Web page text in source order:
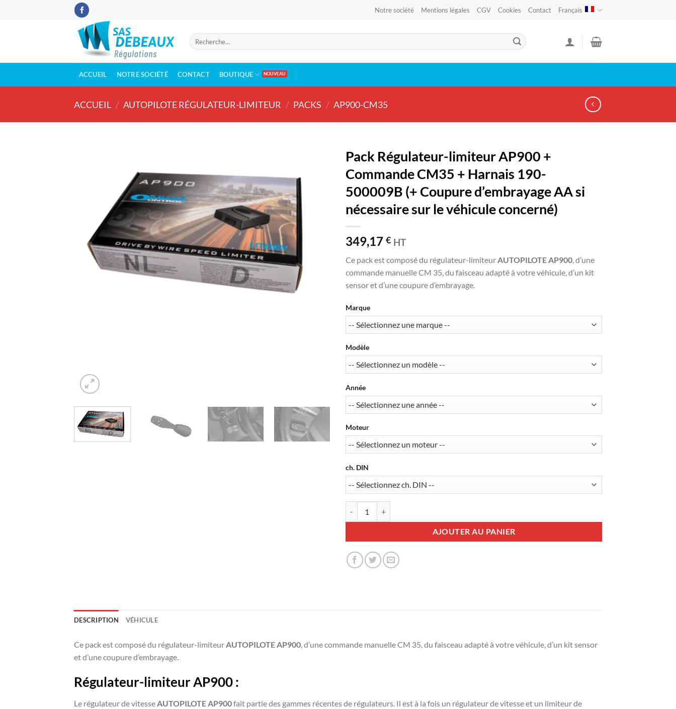
Notre société Mentions légales CGV Cookies Contact Français
Recherche
pour :
ACCUEIL NOTRE SOCIÉTÉ CONTACT BOUTIQUE
ACCUEIL / AUTOPILOTE RÉGULATEUR-LIMITEUR / PACKS / AP900-CM35
Pack Régulateur-limiteur AP900 +
Commande CM35 + Harnais 190-
500009B (+ Coupure d’embrayage AA si
nécessaire sur le véhicule concerné)
349,17 € HT
Ce pack est composé du régulateur-limiteurAUTOPILOTE AP900, d’une
commande manuelle CM 35, du faisceau adapté à votre véhicule, d’un kit
sensor et d’une coupure d’embrayage.
Marque
Modèle
Année
Moteur
ch. DIN
AJOUTER AU PANIER
DESCRIPTION VÉHICULE
Ce pack est composé du régulateur-limiteurAUTOPILOTE AP900, d’une commande manuelle CM 35, du faisceau adapté à votre véhicule, d’un kit sensor
et d’une coupure d’embrayage.
Régulateur-limiteur AP900 :
Le régulateur de vitesseAUTOPILOTE AP900fait partie des gammes récentes de régulateurs. Il est à la fois un régulateur de vitesse et un limiteur de